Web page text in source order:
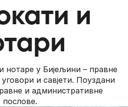
и
нотаре у Бијељини – правне
и савјети. Поуздани
и административне
послове.